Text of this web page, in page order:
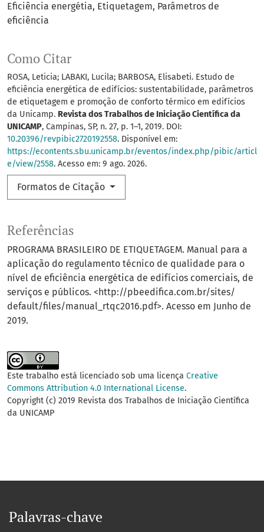
Eficiência energétia Etiquetagem Parâmetros de
eficiência
Como Citar
ROSA, Leticia; LABAKI, Lucila; BARBOSA, Elisabeti. Estudo de
eficiência energética de edifícios: sustentabilidade, parâmetros
de etiquetagem e promoção de conforto térmico em edifícios
da Unicamp. Revista dos Trabalhos de Iniciação Científica da
UNICAMP, Campinas, SP, n. 27, p. 1–1, 2019. DOI:
10.20396/revpibic2720192558. Disponível em:
https://econtents.sbu.unicamp.br/eventos/index.php/pibic/articl
e/view/2558. Acesso em: 9 ago. 2026.
Formatos de Citação
Referências
PROGRAMA BRASILEIRO DE ETIQUETAGEM. Manual para a
aplicação do regulamento técnico de qualidade para o
nível de eficiência energética de edifícios comerciais, de
serviços e públicos. <http://pbeedifica.com.br/sites/
default/files/manual_rtqc2016.pdf>. Acesso em Junho de
2019.
Este trabalho está licenciado sob uma licença Creative
Commons Attribution 4.0 International License.
Copyright (c) 2019 Revista dos Trabalhos de Iniciação Científica
da UNICAMP
Palavras-chave